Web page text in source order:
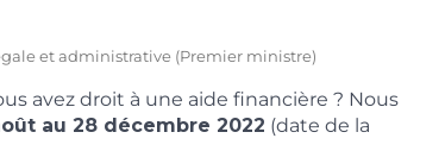
et administrative (Premier ministre)
avez droit à une aide financière ? Nous
au 28 décembre 2022 (date de la